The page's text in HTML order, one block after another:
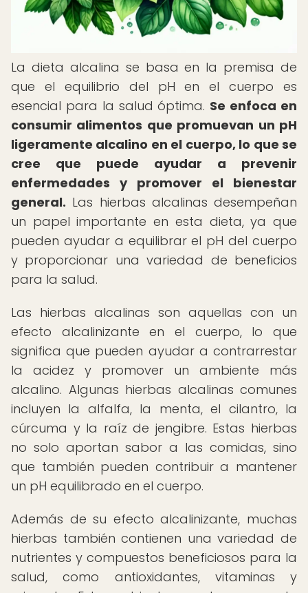
La dieta alcalina se basa en la premisa de
que el equilibrio del pH en el cuerpo es
esencial para la salud óptima. Se enfoca en
consumir alimentos que promuevan un pH
ligeramente alcalino en el cuerpo, lo que se
cree que puede ayudar a prevenir
enfermedades y promover el bienestar
general. Las hierbas alcalinas desempeñan
un papel importante en esta dieta, ya que
pueden ayudar a equilibrar el pH del cuerpo
y proporcionar una variedad de beneficios
para la salud.
Las hierbas alcalinas son aquellas con un
efecto alcalinizante en el cuerpo, lo que
significa que pueden ayudar a contrarrestar
la acidez y promover un ambiente más
alcalino. Algunas hierbas alcalinas comunes
incluyen la alfalfa, la menta, el cilantro, la
cúrcuma y la raíz de jengibre. Estas hierbas
no solo aportan sabor a las comidas, sino
que también pueden contribuir a mantener
un pH equilibrado en el cuerpo.
Además de su efecto alcalinizante, muchas
hierbas también contienen una variedad de
nutrientes y compuestos beneficiosos para la
salud, como antioxidantes, vitaminas y